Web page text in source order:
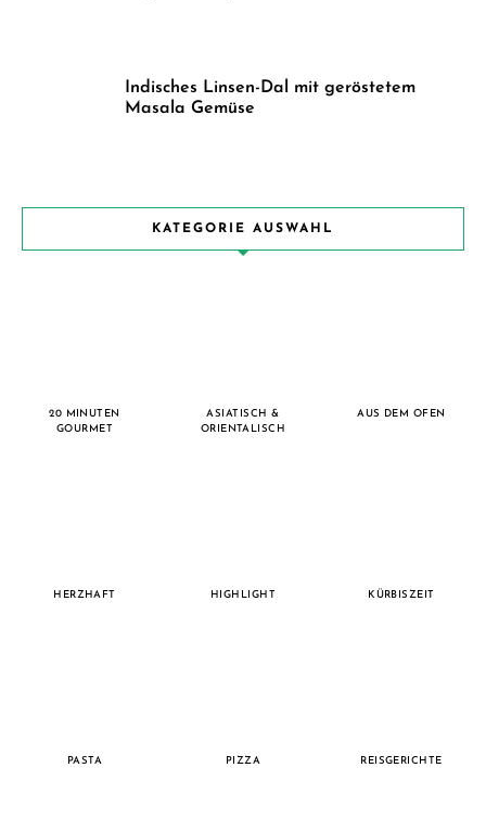
Indisches Linsen-Dal mit geröstetem
Masala Gemüse
KATEGORIE AUSWAHL
20 MINUTEN
GOURMET
ASIATISCH &
ORIENTALISCH
AUS DEM OFEN
HERZHAFT HIGHLIGHT KÜRBISZEIT
PASTA PIZZA REISGERICHTE